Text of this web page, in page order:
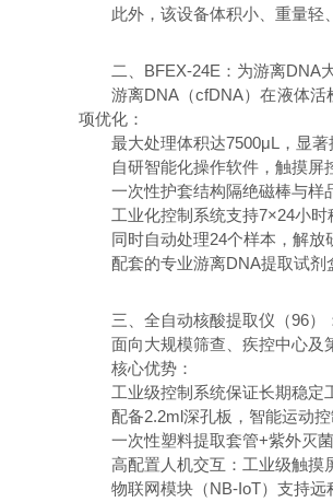
此外，该设备体积小、重量轻、
二、BFEX-24E：为游离DNA
游离DNA（cfDNA）在液体活检
项优化：
最大处理体积达7500μL，显著
自研智能化操作软件，触摸屏
一次性护套结构隔绝磁棒与样品
工业化控制系统支持7×24小时
同时自动处理24个样本，解放
配套的专业游离DNA提取试剂盒
三、全自动核酸提取仪（96）
面向大规模筛查、疾控中心及第
核心优势：
工业级控制系统保证长期稳定工
配备2.2ml深孔板，智能运动控
一次性塑料提取套管+紫外灭菌
高配置人机交互：工业级触摸
物联网模块（NB-IoT）支持远程